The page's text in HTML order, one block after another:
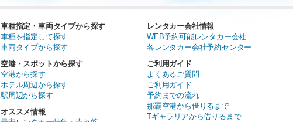
車種指定・車両タイプから探す
車種を指定して探す
車両タイプから探す
空港・スポットから探す
空港から探す
ホテル周辺から探す
駅周辺から探す
オススメ情報
レンタカー会社情報
WEB予約可能レンタカー会社
各レンタカー会社予約センター
ご利用ガイド
よくあるご質問
ご利用ガイド
予約までの流れ
那覇空港から借りるまで
Tギャラリアから借りるまで